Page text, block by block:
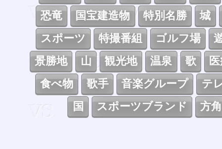
恐竜
国宝建造物 特別名勝
城
スポーツ
特撮番組 ゴルフ場
景勝地
山 観光地 温泉 歌
食べ物
歌手 音楽グループ
テ
国
スポーツブランド 方角